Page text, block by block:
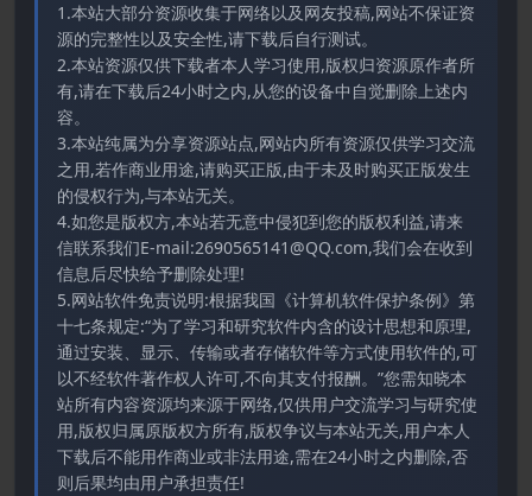
1.本站大部分资源收集于网络以及网友投稿,网站不保证资
源的完整性以及安全性,请下载后自行测试。
2.本站资源仅供下载者本人学习使用,版权归资源原作者所
有,请在下载后24小时之内,从您的设备中自觉删除上述内
容。
3.本站纯属为分享资源站点,网站内所有资源仅供学习交流
之用,若作商业用途,请购买正版,由于未及时购买正版发生
的侵权行为,与本站无关。
4.如您是版权方,本站若无意中侵犯到您的版权利益,请来
信联系我们E-mail:2690565141@QQ.com,我们会在收到
信息后尽快给予删除处理!
5.网站软件免责说明:根据我国《计算机软件保护条例》第
十七条规定:“为了学习和研究软件内含的设计思想和原理,
通过安装、显示、传输或者存储软件等方式使用软件的,可
以不经软件著作权人许可,不向其支付报酬。”您需知晓本
站所有内容资源均来源于网络,仅供用户交流学习与研究使
用,版权归属原版权方所有,版权争议与本站无关,用户本人
下载后不能用作商业或非法用途,需在24小时之内删除,否
则后果均由用户承担责任!